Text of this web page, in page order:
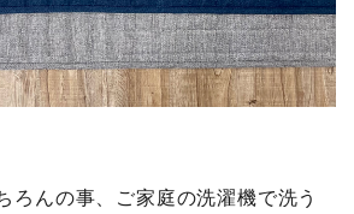
ろんの事、ご家庭の洗濯機で洗う